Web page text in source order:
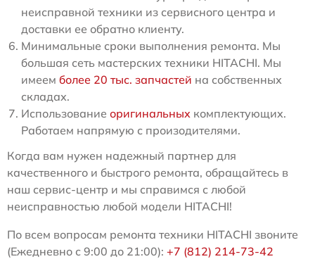
неисправной техники из сервисного центра и
доставки ее обратно клиенту.
Минимальные сроки выполнения ремонта. Мы
большая сеть мастерских техники HITACHI. Мы
имеем более 20 тыс. запчастей на собственных
складах.
Использование оригинальных комплектующих.
Работаем напрямую с произодителями.
Когда вам нужен надежный партнер для
качественного и быстрого ремонта, обращайтесь в
наш сервис-центр и мы справимся с любой
неисправностью любой модели HITACHI!
По всем вопросам ремонта техники HITACHI звоните
(Ежедневно с 9:00 до 21:00): +7 (812) 214-73-42